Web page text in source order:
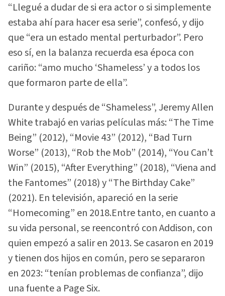
“Llegué a dudar de si era actor o si simplemente
estaba ahí para hacer esa serie”, confesó, y dijo
que “era un estado mental perturbador”. Pero
eso sí, en la balanza recuerda esa época con
cariño: “amo mucho ‘Shameless’ y a todos los
que formaron parte de ella”.
Durante y después de “Shameless”, Jeremy Allen
White trabajó en varias películas más: “The Time
Being” (2012), “Movie 43” (2012), “Bad Turn
Worse” (2013), “Rob the Mob” (2014), “You Can’t
Win” (2015), “After Everything” (2018), “Viena and
the Fantomes” (2018) y “The Birthday Cake”
(2021). En televisión, apareció en la serie
“Homecoming” en 2018.Entre tanto, en cuanto a
su vida personal, se reencontró con Addison, con
quien empezó a salir en 2013. Se casaron en 2019
y tienen dos hijos en común, pero se separaron
en 2023: “tenían problemas de confianza”, dijo
una fuente a Page Six.